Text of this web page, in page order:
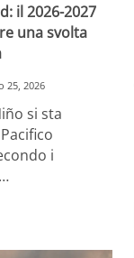
il 2026-2027
una svolta
25, 2026
si sta
i